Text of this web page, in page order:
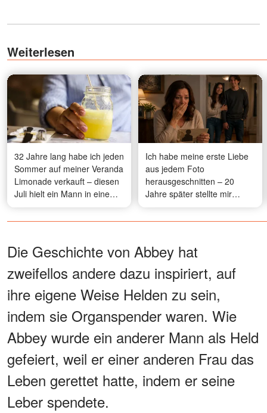
Weiterlesen
32 Jahre lang habe ich jeden
Sommer auf meiner Veranda
Limonade verkauft – diesen
Juli hielt ein Mann in einem
schwarzen Auto an, und ich
erstarrte
Ich habe meine erste Liebe
aus jedem Foto
herausgeschnitten – 20
Jahre später stellte mir
meine Tochter jemanden
vor, der genau wie er aussah
Die Geschichte von Abbey hat
zweifellos andere dazu inspiriert, auf
ihre eigene Weise Helden zu sein,
indem sie Organspender waren. Wie
Abbey wurde ein anderer Mann als Held
gefeiert, weil er einer anderen Frau das
Leben gerettet hatte, indem er seine
Leber spendete.